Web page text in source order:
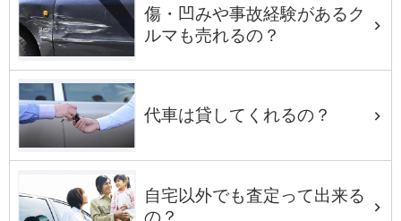
傷・凹みや事故経験があるク
ルマも売れるの？
代車は貸してくれるの？
自宅以外でも査定って出来る
の？